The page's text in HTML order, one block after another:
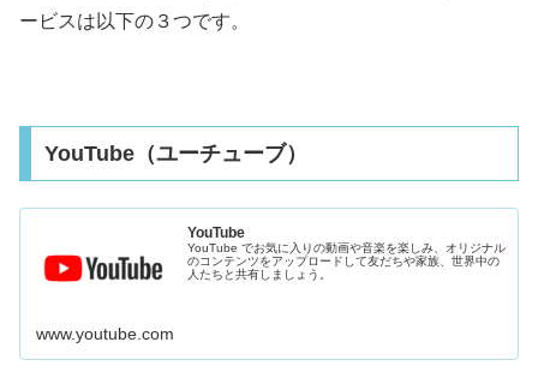
ービスは以下の３つです。
YouTube（ユーチューブ）
YouTube
YouTube でお気に入りの動画や音楽を楽しみ、オリジナル
のコンテンツをアップロードして友だちや家族、世界中の
人たちと共有しましょう。
www.youtube.com